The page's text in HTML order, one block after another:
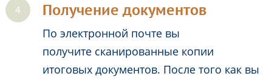
Получение документов
По электронной почте вы
получите сканированные копии
итоговых документов. После того как вы